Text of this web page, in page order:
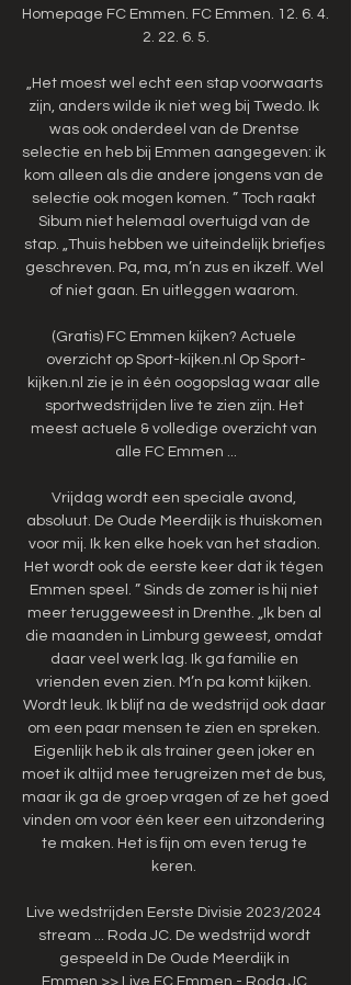
Homepage FC Emmen. FC Emmen. 12. 6. 4.
2. 22. 6. 5.
„Het moest wel echt een stap voorwaarts
zijn, anders wilde ik niet weg bij Twedo. Ik
was ook onderdeel van de Drentse
selectie en heb bij Emmen aangegeven: ik
kom alleen als die andere jongens van de
selectie ook mogen komen. ” Toch raakt
Sibum niet helemaal overtuigd van de
stap. „Thuis hebben we uiteindelijk briefjes
geschreven. Pa, ma, m’n zus en ikzelf. Wel
of niet gaan. En uitleggen waarom.
(Gratis) FC Emmen kijken? Actuele
overzicht op Sport-kijken.nl Op Sport-
kijken.nl zie je in één oogopslag waar alle
sportwedstrijden live te zien zijn. Het
meest actuele & volledige overzicht van
alle FC Emmen ...
Vrijdag wordt een speciale avond,
absoluut. De Oude Meerdijk is thuiskomen
voor mij. Ik ken elke hoek van het stadion.
Het wordt ook de eerste keer dat ik tégen
Emmen speel. ” Sinds de zomer is hij niet
meer teruggeweest in Drenthe. „Ik ben al
die maanden in Limburg geweest, omdat
daar veel werk lag. Ik ga familie en
vrienden even zien. M’n pa komt kijken.
Wordt leuk. Ik blijf na de wedstrijd ook daar
om een paar mensen te zien en spreken.
Eigenlijk heb ik als trainer geen joker en
moet ik altijd mee terugreizen met de bus,
maar ik ga de groep vragen of ze het goed
vinden om voor één keer een uitzondering
te maken. Het is fijn om even terug te
keren.
Live wedstrijden Eerste Divisie 2023/2024
stream ... Roda JC. De wedstrijd wordt
gespeeld in De Oude Meerdijk in
Emmen.>> Live FC Emmen - Roda JC